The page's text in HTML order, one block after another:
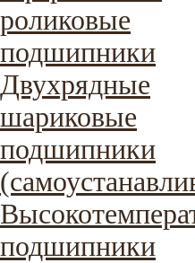
роликовые
подшипники
Двухрядные
шариковые
подшипники
подшипники